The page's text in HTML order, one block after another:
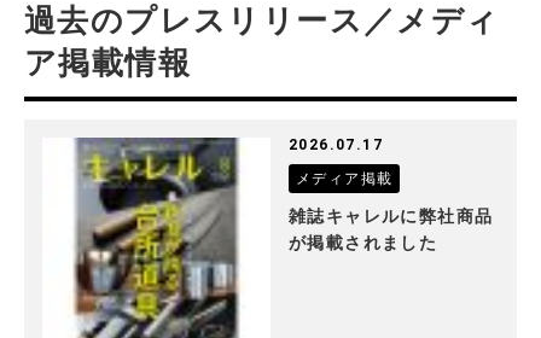
過去のプレスリリース／メディ
ア掲載情報
2026.07.17
メディア掲載
雑誌キャレルに弊社商品
が掲載されました